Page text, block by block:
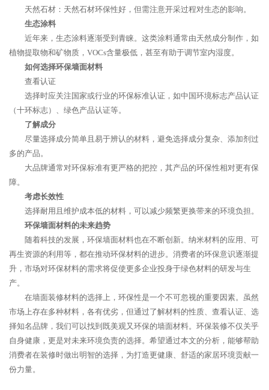
天然石材：天然石材环保性好，但需注意开采过程对生态的影响。
生态涂料
近年来，生态涂料逐渐受到青睐。这类涂料通常由天然成分制作，如
植物提取物和矿物质，VOCs含量极低，甚至有助于调节室内湿度。
如何选择环保墙面材料
查看认证
选择时应关注国家或行业的环保标准认证，如中国环境标志产品认证
（十环标志）、绿色产品认证等。
了解成分
尽量选择成分简单且易于辨认的材料，避免选择成分复杂、添加剂过
多的产品。
大品牌通常对环保标准有更严格的把控，其产品的环保性相对更有保
障。
考虑长效性
选择耐用且维护成本低的材料，可以减少频繁更换带来的环境负担。
环保墙面材料的未来趋势
随着科技的发展，环保墙面材料也在不断创新。纳米材料的应用、可
再生资源的利用等，都在推动环保材料的进步。消费者的环保意识逐渐提
升，市场对环保材料的需求将促使更多企业投身于绿色材料的研发与生
产。
在墙面装修材料的选择上，环保性是一个不可忽视的重要因素。虽然
市场上存在多种材料，各有优劣，但通过了解材料的性质、查看认证、选
择知名品牌，我们可以找到既美观又环保的墙面材料。环保装修不仅关乎
自身健康，更是对未来环境负责的选择。希望通过本文的分析，能够帮助
消费者在装修时做出明智的选择，为打造更健康、舒适的家居环境贡献一
份力量。